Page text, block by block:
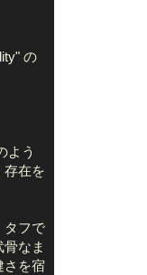
の
よう
存在を
タフで
なま
さを宿